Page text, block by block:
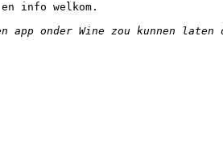
info welkom.